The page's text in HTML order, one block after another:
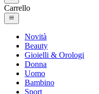
Carrello
Novità
Beauty
Gioielli & Orologi
Donna
Uomo
Bambino
Sport